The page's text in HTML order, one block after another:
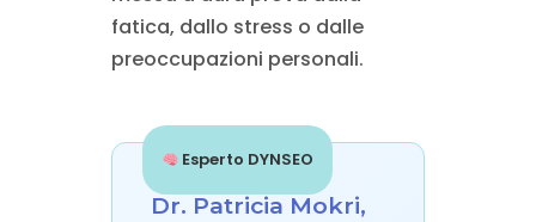
fatica, dallo stress o dalle
preoccupazioni personali.
Esperto DYNSEO
Dr. Patricia Mokri,